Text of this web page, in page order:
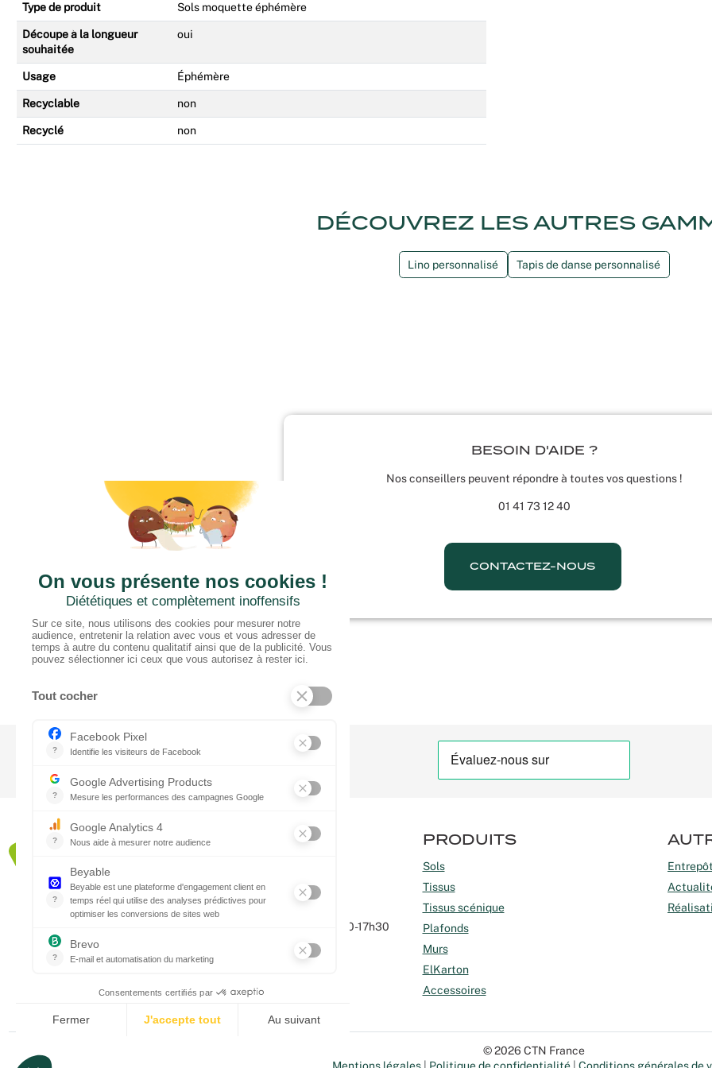
Type de produit Sols moquette éphémère
Découpe à la longueur
souhaitée
oui
Usage Éphémère
Recyclable non
Recyclé non
DÉCOUVREZ LES AUTRES
Lino personnalisé Tapis de danse personnalisé
BESOIN D'AIDE ?
Nos conseillers peuvent répondre à toutes vos questions !
01 41 73 12 40
CONTACTEZ-NOUS
CTN FRANCE
94310 ORLY
01 41 73 12 40
Horaires :
Retrait Dépôt : 08h30-12h00; 13h30-17h30
Bureau: 8h00-12h30; 13h30-18h30
PRODUITS
Sols
Tissus
Tissus scénique
Plafonds
Murs
ElKarton
Accessoires
© 2026 CTN France
Mentions légales
Politique de confidentialité Conditions générales de
Noël
Halloween
Foires aux vins